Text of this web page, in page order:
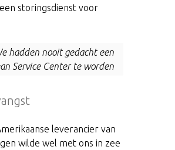
storingsdienst voor
hadden nooit gedacht een
Service Center te worden
leverancier van
wilde wel met ons in zee